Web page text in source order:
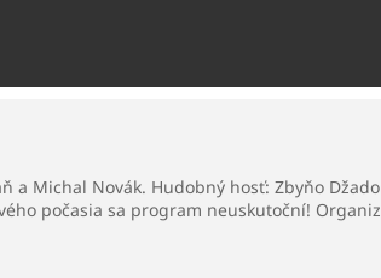
a Michal Novák. Hudobný hosť: Zbyňo
počasia sa program neuskutoční!